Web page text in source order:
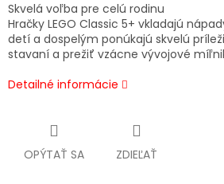
Skvelá voľba pre celú rodinu
Hračky LEGO Classic 5+ vkladajú
detí a dospelým ponúkajú skvelú
stavaní a prežiť vzácne vývojové
Detailné informácie
OPÝTAŤ SA ZDIEĽAŤ